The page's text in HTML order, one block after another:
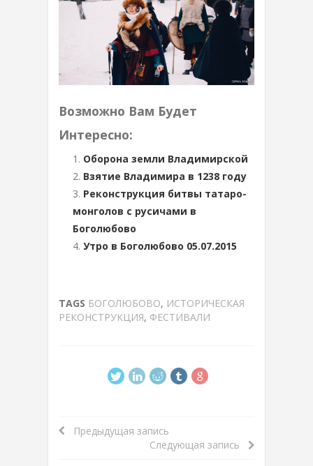
Возможно Вам Будет
Интересно:
Оборона земли Владимирской
Взятие Владимира в 1238 году
Реконструкция битвы татаро-
монголов с русичами в
Боголюбово
Утро в Боголюбово 05.07.2015
TAGS БОГОЛЮБОВО, ИСТОРИЧЕСКАЯ
РЕКОНСТРУКЦИЯ, ФЕСТИВАЛИ
Предыдущая запись
Следующая запись